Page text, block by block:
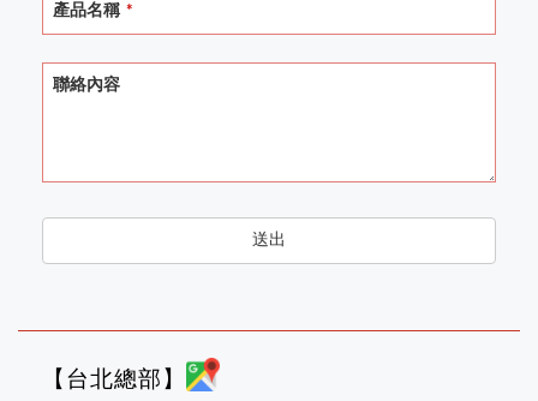
產品名稱 *
聯絡內容
送出
【台北總部】